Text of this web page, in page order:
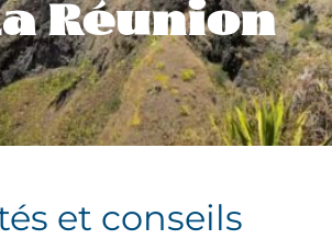
Réunion
et conseils